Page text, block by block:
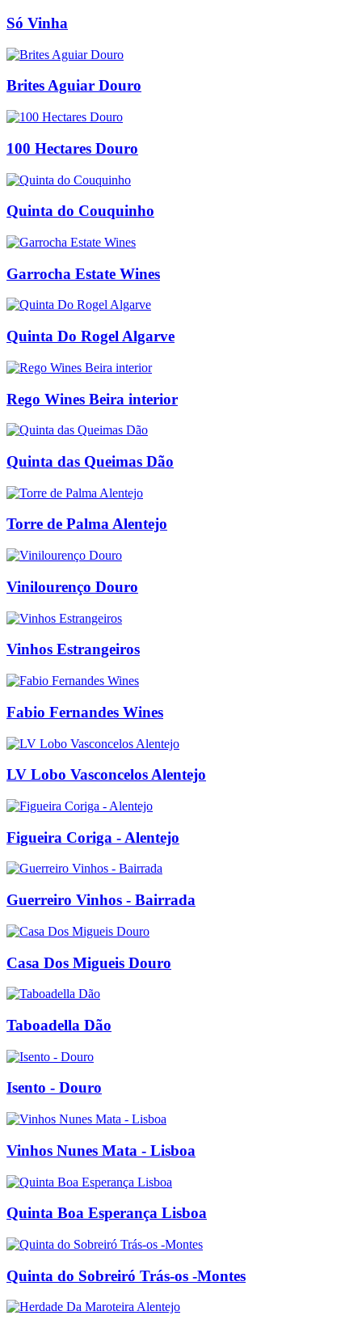
Só Vinha
Brites Aguiar Douro
100 Hectares Douro
Quinta do Couquinho
Garrocha Estate Wines
Quinta Do Rogel Algarve
Rego Wines Beira interior
Quinta das Queimas Dão
Torre de Palma Alentejo
Vinilourenço Douro
Vinhos Estrangeiros
Fabio Fernandes Wines
LV Lobo Vasconcelos Alentejo
Figueira Coriga - Alentejo
Guerreiro Vinhos - Bairrada
Casa Dos Migueis Douro
Taboadella Dão
Isento - Douro
Vinhos Nunes Mata - Lisboa
Quinta Boa Esperança Lisboa
Quinta do Sobreiró Trás-os -Montes